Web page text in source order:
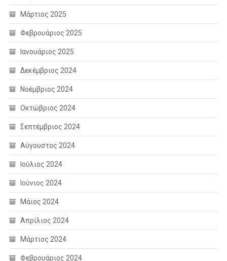
Μάρτιος 2025
Φεβρουάριος 2025
Ιανουάριος 2025
Δεκέμβριος 2024
Νοέμβριος 2024
Οκτώβριος 2024
Σεπτέμβριος 2024
Αύγουστος 2024
Ιούλιος 2024
Ιούνιος 2024
Μάιος 2024
Απρίλιος 2024
Μάρτιος 2024
Φεβρουάριος 2024